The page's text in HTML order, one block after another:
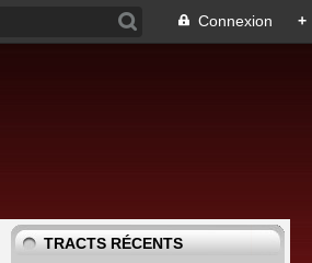
Connexion +
TRACTS RÉCENTS